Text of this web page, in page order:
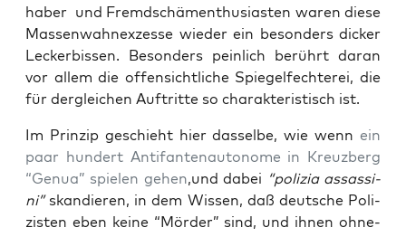
ha­ber und Fremd­schä­menthu­si­as­ten waren die­se
Mas­sen­wahn­ex­zes­se wie­der ein beson­ders dicker
Lecker­bis­sen. Beson­ders pein­lich berührt dar­an
vor allem die offen­sicht­li­che Spie­gel­fech­te­rei, die
für der­glei­chen Auf­trit­te so cha­rak­te­ris­tisch ist.
Im Prin­zip geschieht hier das­sel­be, wie wenn ein
paar hun­dert Anti­fan­ten­au­to­no­me in Kreuz­berg
“Genua” spie­len gehen,und dabei “poli­zia ass­as­si­
ni”skan­die­ren, in dem Wis­sen, daß deut­sche Poli­
zis­ten eben kei­ne “Mör­der” sind, und ihnen ohne­